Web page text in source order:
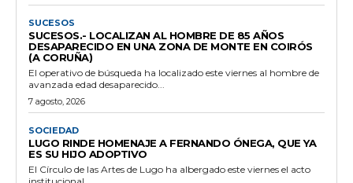
SUCESOS
SUCESOS.- LOCALIZAN AL HOMBRE DE 85 AÑOS
DESAPARECIDO EN UNA ZONA DE MONTE EN COIRÓS
(A CORUÑA)
El operativo de búsqueda ha localizado este viernes al hombre de
avanzada edad desaparecido...
7 agosto, 2026
SOCIEDAD
LUGO RINDE HOMENAJE A FERNANDO ÓNEGA, QUE YA
ES SU HIJO ADOPTIVO
El Círculo de las Artes de Lugo ha albergado este viernes el acto